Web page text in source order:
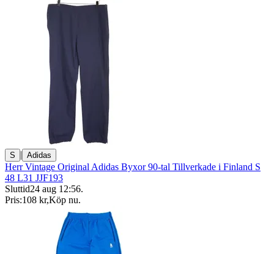
S | Adidas
Herr Vintage Original Adidas Byxor 90-tal Tillverkade i Finland S
48 L31 JJF193
Sluttid24 aug 12:56.
Pris:108 kr,Köp nu.